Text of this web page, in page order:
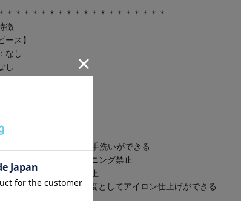
＊＊＊＊＊＊＊＊＊＊＊＊＊＊＊＊＊＊＊
徴
ース】
なし
し
なし
さ：普通
り扱い
温は30℃を限度とし、手洗いができる
ング：ウエットクリーニング禁止
乾燥：タンブル乾燥禁止
：底面温度120 ℃を限度としてアイロン仕上げができる